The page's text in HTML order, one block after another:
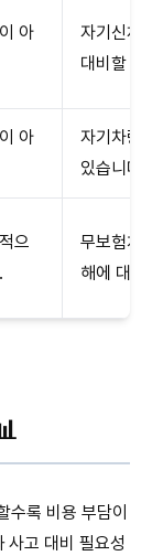
아
자기신체
대비할 수
아
자기차량
있습니다
으
무보험차
해에 대비
수록 비용 부담이
사고 대비 필요성